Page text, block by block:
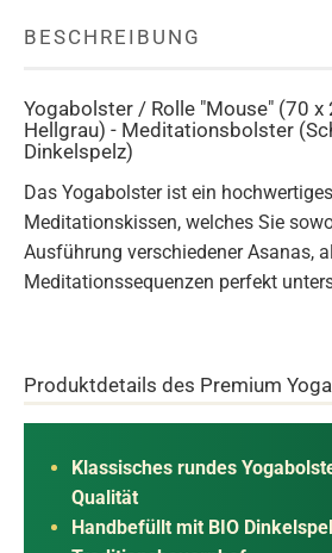
BESCHREIBUNG
Yogabolster / Rolle "Mouse" (70 x
Hellgrau) - Meditationsbolster
Dinkelspelz)
Das Yogabolster ist ein
Meditationskissen, welches Sie
Ausführung verschiedener Asanas,
Meditationssequenzen perfekt
Produktdetails des Premium
Klassisches rundes
Qualität
Handbefüllt mit BIO